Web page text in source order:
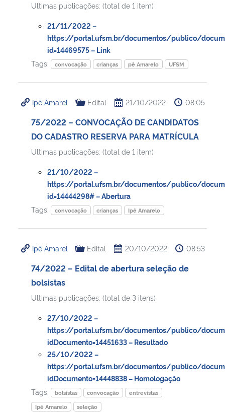
Ultimas publicações: (total de 1 item)
21/11/2022 –
https://portal.ufsm.br/documentos/publico/
id=14469575 – Link
Tags:
convocação crianças pê Amarelo UFSM
Ipê Amarel Edital 21/10/2022 08:05
75/2022 – CONVOCAÇÃO DE CANDIDATOS
DO CADASTRO RESERVA PARA MATRÍCULA
Ultimas publicações: (total de 1 item)
21/10/2022 –
https://portal.ufsm.br/documentos/publico/
id=14444298# – Abertura
Tags:
convocação crianças Ipê Amarelo
Ipê Amarel Edital 20/10/2022 08:53
74/2022 – Edital de abertura seleção de
bolsistas
Ultimas publicações: (total de 3 itens)
27/10/2022 –
https://portal.ufsm.br/documentos/publico/
idDocumento=14451633 – Resultado
25/10/2022 –
https://portal.ufsm.br/documentos/publico/
idDocumento=14448838 – Homologação
Tags:
bolsistas convocação
entrevistas
Ipê Amarelo
seleção